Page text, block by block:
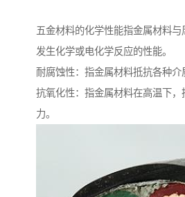
五金材料的化学性能指金属材料
发生化学或电化学反应的性能。
耐腐蚀性：指金属材料抵抗各种介
抗氧化性：指金属材料在高温下，
力。